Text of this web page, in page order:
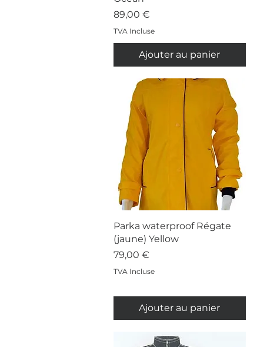
Prix
89,00 €
TVA Incluse
Ajouter au panier
Aperçu rapide
Parka waterproof Régate
(jaune) Yellow
Prix
79,00 €
TVA Incluse
Ajouter au panier